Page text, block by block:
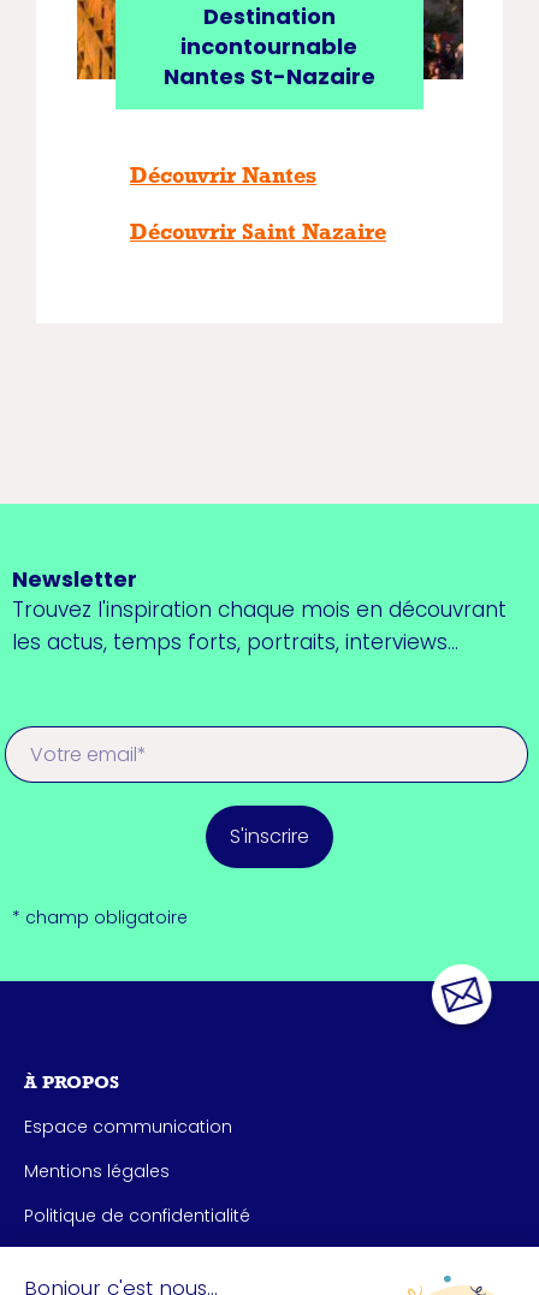
Destination
incontournable
Nantes St-Nazaire
Découvrir Nantes
Découvrir Saint Nazaire
Newsletter
Trouvez l'inspiration chaque mois en découvrant
les actus, temps forts, portraits, interviews...
S'inscrire
* champ obligatoire
À PROPOS
Espace communication
Mentions légales
Politique de confidentialité